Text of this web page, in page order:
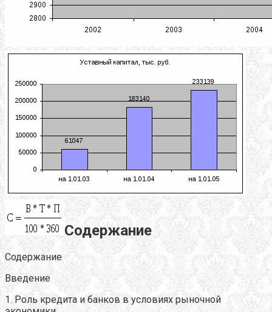
Содержание
Содержание
Введение
1. Роль кредита и банков в условиях рыночной